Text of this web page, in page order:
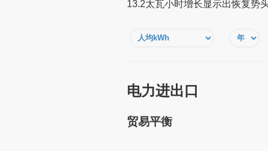
13.2太瓦小时增长显示出恢复势
电力进出口
贸易平衡